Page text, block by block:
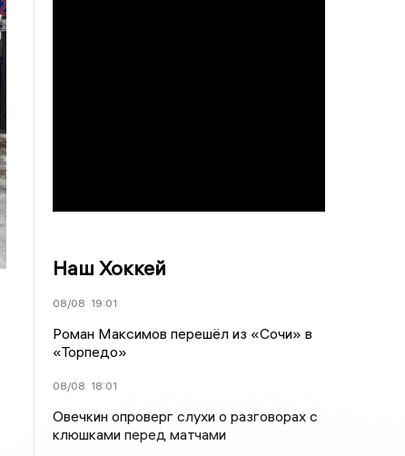
Наш Хоккей
08/08 19:01
Роман Максимов перешёл из «Сочи» в
«Торпедо»
08/08 18:01
Овечкин опроверг слухи о разговорах с
клюшками перед матчами